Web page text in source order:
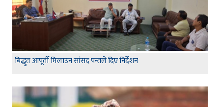
बिद्धुत आपूर्ती मिलाउन सांसद पन्तले दिए निर्देशन